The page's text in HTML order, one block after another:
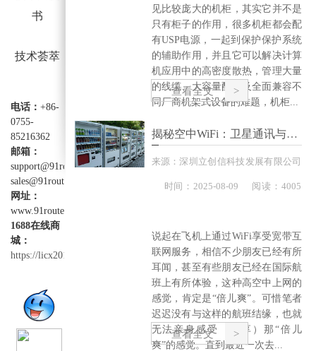
书
技术荟萃
电话：+86-
0755-
85216362
邮箱：
support@91router.com
sales@91router.com
网址：
www.91router.com
1688在线商
城：
https://licx2012.1688.com
见比较庞大的机柜，其实它并不是
只有柜子的作用，很多机柜都会配
有USP电源，一起到保护保护系统
的辅助作用，并且它可以解决计算
机应用中的高密度散热，管理大量
的线缆、大容量配电及全面兼容不
同厂商机架式设备的难题，机柜...
查看全文
揭秘空中WiFi：卫星通讯与ATG宽带通讯
来源：深圳立创信科技发展有限公司
时间：2025-08-09 阅读：4005
说起在飞机上通过WiFi享受宽带互
联网服务，相信不少朋友已经有所
耳闻，甚至有些朋友已经在国际航
班上有所体验，这种高空中上网的
感觉，肯定是“倍儿爽”。可惜笔者
迟迟没有与这样的航班结缘，也就
无法亲身感受（分享）那“倍儿
爽”的感觉。直到最近一次去...
查看全文